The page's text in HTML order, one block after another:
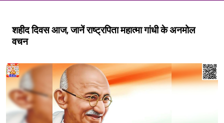
शहीद दिवस आज, जानें राष्ट्रपिता महात्मा गांधी के अनमोल
वचन